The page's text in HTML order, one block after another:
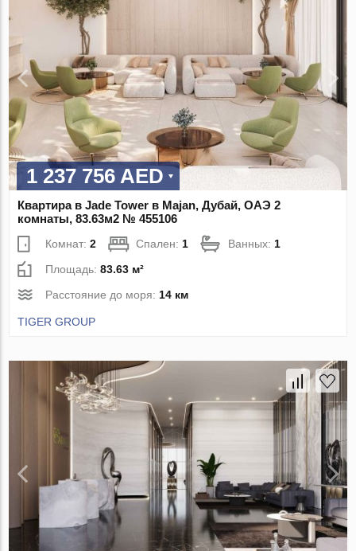
1 237 756 AED
Квартира в Jade Tower в Majan, Дубай, ОАЭ 2
комнаты, 83.63м2 № 455106
Комнат:2 Спален: 1 Ванных: 1
Площадь:83.63 м²
Расстояние до моря: 14 км
TIGER GROUP